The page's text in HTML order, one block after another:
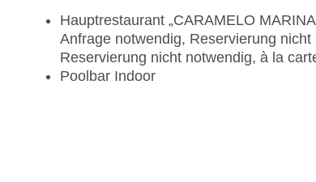
Hauptrestaurant „CARAMELO
Anfrage notwendig, Reservierung
Reservierung nicht notwendig, à la
Poolbar Indoor